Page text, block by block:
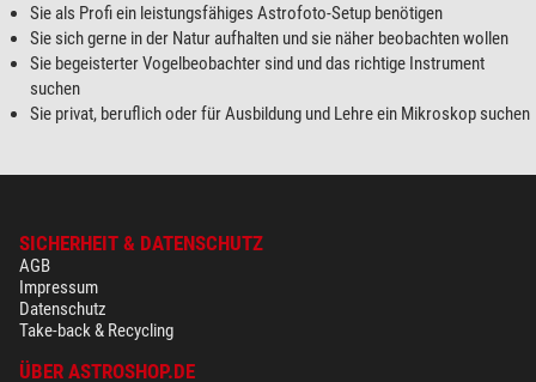
Sie als Profi ein leistungsfähiges Astrofoto-Setup benötigen
Sie sich gerne in der Natur aufhalten und sie näher beobachten wollen
Sie begeisterter Vogelbeobachter sind und das richtige Instrument
suchen
Sie privat, beruflich oder für Ausbildung und Lehre ein Mikroskop suchen
SICHERHEIT & DATENSCHUTZ
AGB
Impressum
Datenschutz
Take-back & Recycling
ÜBER ASTROSHOP.DE